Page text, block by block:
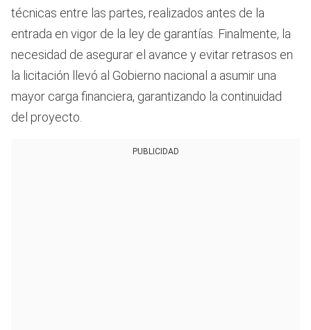
técnicas entre las partes, realizados antes de la
entrada en vigor de la ley de garantías. Finalmente, la
necesidad de asegurar el avance y evitar retrasos en
la licitación llevó al Gobierno nacional a asumir una
mayor carga financiera, garantizando la continuidad
del proyecto.
PUBLICIDAD